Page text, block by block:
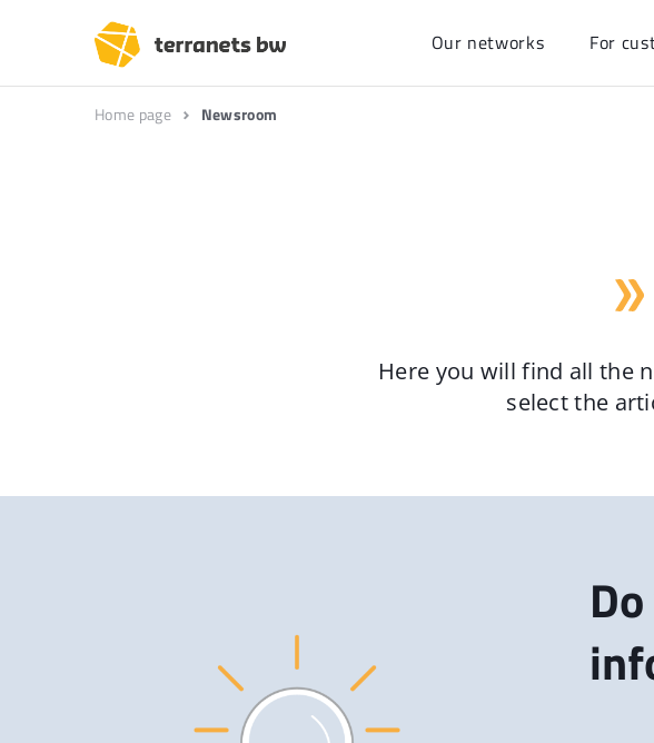
Our networks For
Home page Newsroom
Here you will find all the
select the